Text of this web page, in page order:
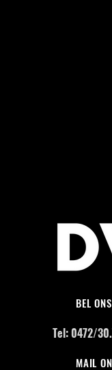
BEL ONS
Tel: 0472/
MAIL